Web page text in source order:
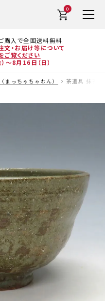
入で全国送料無料
・お届け等について
ご覧ください
～8月16日（日）
0
まっちゃちゃわん） 茶道具 抹茶